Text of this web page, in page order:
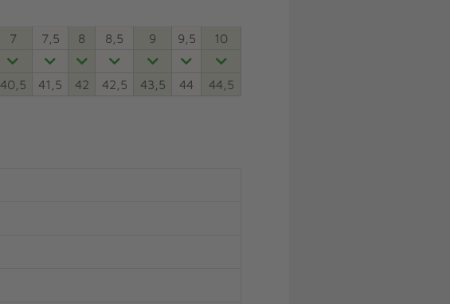
7 7,5 8 8,5 9 9,5 10
40,5 41,5 42 42,5 43,5 44 44,5